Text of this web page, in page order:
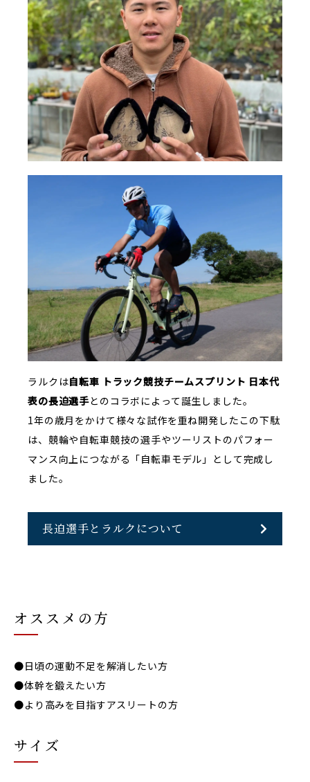
ラルクは自転車 トラック競技チームスプリント 日本代
表の長迫選手とのコラボによって誕生しました。
1年の歳月をかけて様々な試作を重ね開発したこの下駄
は、競輪や自転車競技の選手やツーリストのパフォー
マンス向上につながる「自転車モデル」として完成し
ました。
長迫選手とラルクについて
オススメの方
●日頃の運動不足を解消したい方
●体幹を鍛えたい方
●より高みを目指すアスリートの方
サイズ